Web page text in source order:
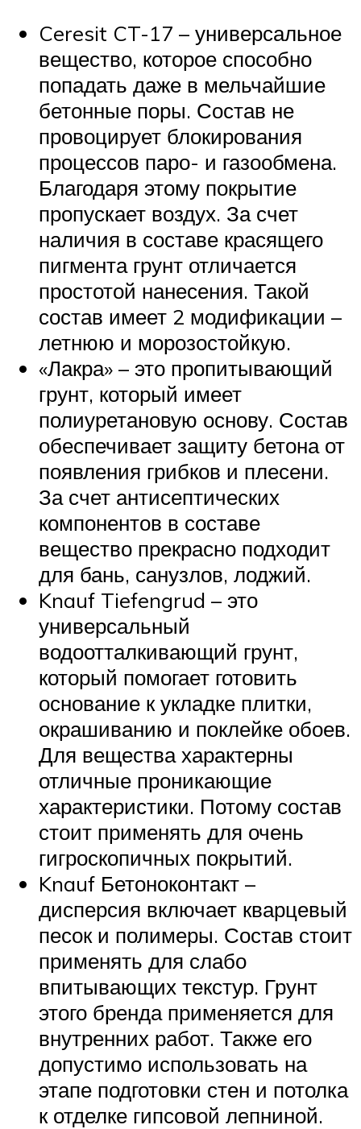
Ceresit CT-17 – универсальное
вещество, которое способно
попадать даже в мельчайшие
бетонные поры. Состав не
провоцирует блокирования
процессов паро- и газообмена.
Благодаря этому покрытие
пропускает воздух. За счет
наличия в составе красящего
пигмента грунт отличается
простотой нанесения. Такой
состав имеет 2 модификации –
летнюю и морозостойкую.
«Лакра» – это пропитывающий
грунт, который имеет
полиуретановую основу. Состав
обеспечивает защиту бетона от
появления грибков и плесени.
За счет антисептических
компонентов в составе
вещество прекрасно подходит
для бань, санузлов, лоджий.
Knauf Tiefengrud – это
универсальный
водоотталкивающий грунт,
который помогает готовить
основание к укладке плитки,
окрашиванию и поклейке обоев.
Для вещества характерны
отличные проникающие
характеристики. Потому состав
стоит применять для очень
гигроскопичных покрытий.
Knauf Бетоноконтакт –
дисперсия включает кварцевый
песок и полимеры. Состав стоит
применять для слабо
впитывающих текстур. Грунт
этого бренда применяется для
внутренних работ. Также его
допустимо использовать на
этапе подготовки стен и потолка
к отделке гипсовой лепниной.